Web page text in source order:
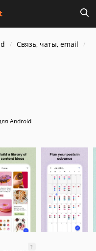
Связь, чаты, email
Android
?